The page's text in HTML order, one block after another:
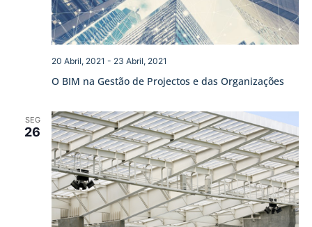
O BIM na Gestão de Projectos e das Organizações
20 Abril, 2021 - 23 Abril, 2021
SEG
26